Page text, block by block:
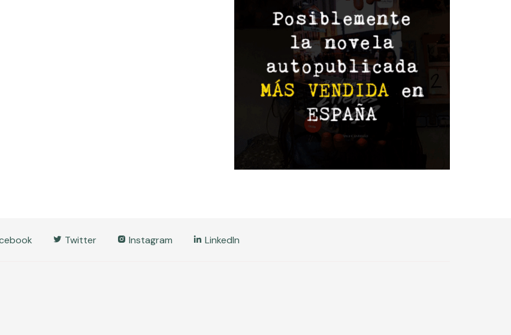
Twitter Instagram LinkedIn